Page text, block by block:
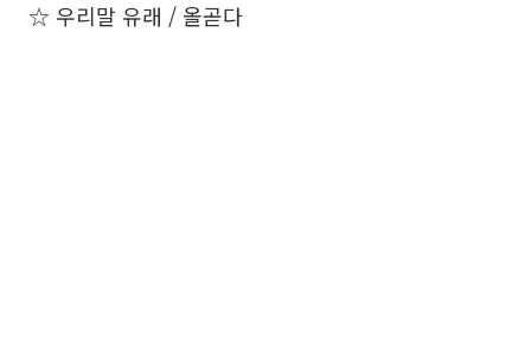
☆ 우리말 유래 / 올곧다